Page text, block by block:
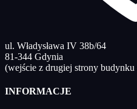
ul. Władysława IV 38b/64
81-344 Gdynia
(wejście z drugiej strony
INFORMACJE